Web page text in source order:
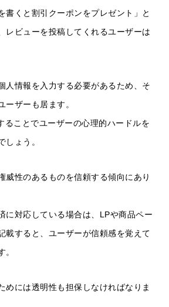
書くと割引クーポンをプレゼント」と
レビューを投稿してくれるユーザーは
人情報を入力する必要があるため、そ
ーザーも居ます。
ることでユーザーの心理的ハードルを
しょう。
威性のあるものを信頼する傾向にあり
に対応している場合は、LPや商品ペー
載すると、ユーザーが信頼感を覚えて
。
めには透明性も担保しなければなりま